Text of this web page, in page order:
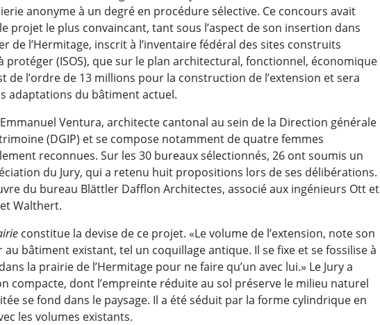
anonyme à un degré en procédure sélective. Ce concours avait
projet le plus convaincant, tant sous l’aspect de son insertion dans
de l’Hermitage, inscrit à l’inventaire fédéral des sites construits
protéger (ISOS), que sur le plan architectural, fonctionnel, économique
de l’ordre de 13 millions pour la construction de l’extension et sera
adaptations du bâtiment actuel.
Ventura, architecte cantonal au sein de la Direction générale
(DGIP) et se compose notamment de quatre femmes
reconnues. Sur les 30 bureaux sélectionnés, 26 ont soumis un
du Jury, qui a retenu huit propositions lors de ses délibérations.
du bureau Blättler Dafflon Architectes, associé aux ingénieurs Ott et
Walthert.
constitue la devise de ce projet. «Le volume de l’extension, note son
au bâtiment existant, tel un coquillage antique. Il se fixe et se fossilise à
la prairie de l’Hermitage pour ne faire qu’un avec lui.» Le Jury a
compacte, dont l’empreinte réduite au sol préserve le milieu naturel
se fond dans le paysage. Il a été séduit par la forme cylindrique en
les volumes existants.